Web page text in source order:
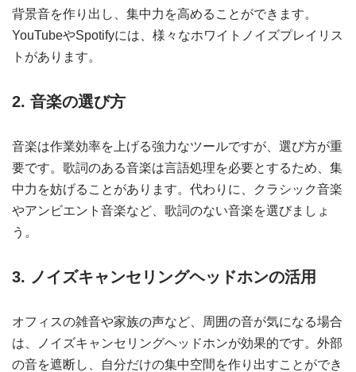
背景音を作り出し、集中力を高めることができます。
YouTubeやSpotifyには、様々なホワイトノイズプレイリス
トがあります。
2. 音楽の選び方
音楽は作業効率を上げる強力なツールですが、選び方が重
要です。歌詞のある音楽は言語処理を必要とするため、集
中力を妨げることがあります。代わりに、クラシック音楽
やアンビエント音楽など、歌詞のない音楽を選びましょ
う。
3. ノイズキャンセリングヘッドホンの活用
オフィスの雑音や家族の声など、周囲の音が気になる場合
は、ノイズキャンセリングヘッドホンが効果的です。外部
の音を遮断し、自分だけの集中空間を作り出すことができ